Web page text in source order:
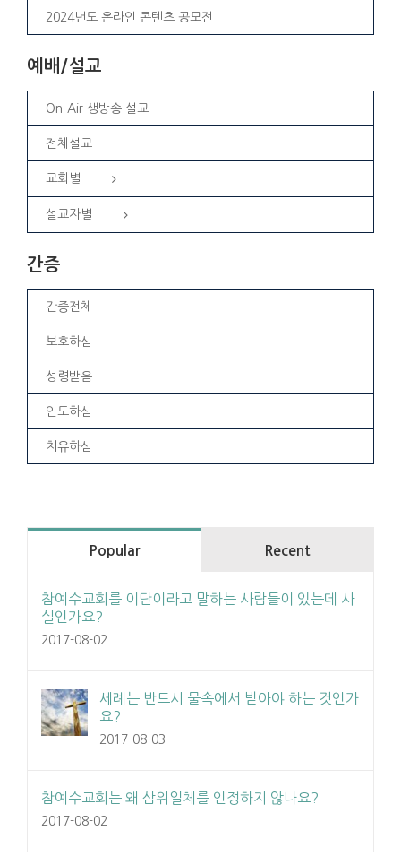
2024년도 온라인 콘텐츠 공모전
예배/설교
On-Air 생방송 설교
전체설교
교회별
설교자별
간증
간증전체
보호하심
성령받음
인도하심
치유하심
Popular Recent
참예수교회를 이단이라고 말하는 사람들이 있는데 사
실인가요?
2017-08-02
세례는 반드시 물속에서 받아야 하는 것인가
요?
2017-08-03
참예수교회는 왜 삼위일체를 인정하지 않나요?
2017-08-02